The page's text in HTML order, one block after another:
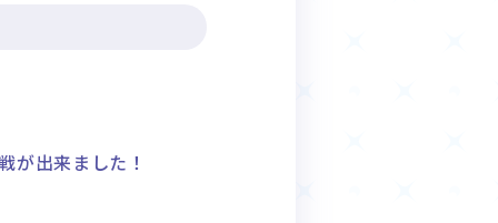
が出来ました！